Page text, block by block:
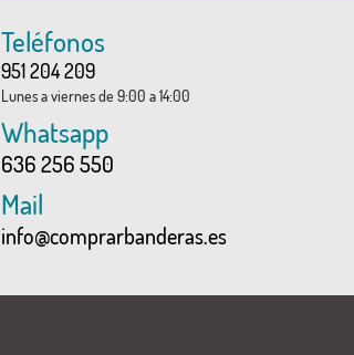
Teléfonos
951 204 209
Lunes a viernes de 9:00 a 14:00
Whatsapp
636 256 550
Mail
info@comprarbanderas.es